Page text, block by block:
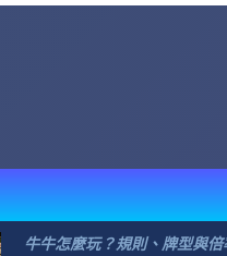
牛牛怎麼玩？規則、牌型與倍